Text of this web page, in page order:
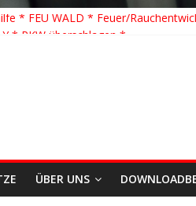
* FEU WALD * Feuer/
* Person in festsitzendem Aufzug *
* 1 Person klemmt * Hingstheide
ÜBER UNS